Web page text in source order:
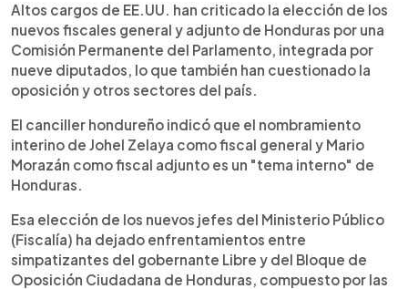
Altos cargos de EE.UU. han criticado la elección de los
nuevos fiscales general y adjunto de Honduras por una
Comisión Permanente del Parlamento, integrada por
nueve diputados, lo que también han cuestionado la
oposición y otros sectores del país.
El canciller hondureño indicó que el nombramiento
interino de Johel Zelaya como fiscal general y Mario
Morazán como fiscal adjunto es un "tema interno" de
Honduras.
Esa elección de los nuevos jefes del Ministerio Público
(Fiscalía) ha dejado enfrentamientos entre
simpatizantes del gobernante Libre y del Bloque de
Oposición Ciudadana de Honduras, compuesto por las